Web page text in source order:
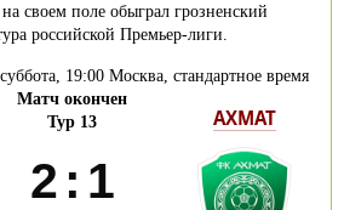
своем поле обыграл грозненский
российской Премьер-лиги.
19:00 Москва, стандартное время
Матч окончен
Тур 13
2 : 1
АХМАТ